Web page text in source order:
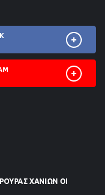
ΧΑΝΊΩΝ ΟΙ